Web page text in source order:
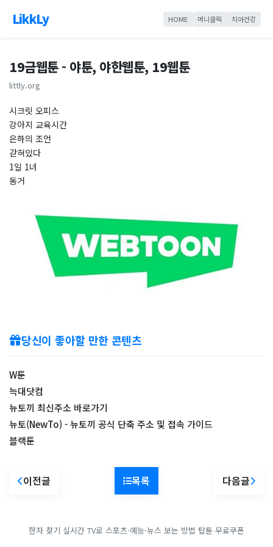
LikkLy HOME 머니클릭 치아건강
19금웹툰 - 야툰, 야한웹툰, 19웹툰
littly.org
시크릿 오피스
강아지 교육시간
은하의 조언
갇혀있다
1일 1녀
동거
당신이 좋아할 만한 콘텐츠
W툰
늑대닷컴
뉴토끼 최신주소 바로가기
뉴토(NewTo) - 뉴토끼 공식 단축 주소 및 접속 가이드
블랙툰
이전글 목록 다음글
한자 찾기 실시간 TV로 스포츠·예능·뉴스 보는 방법 탑툰 무료쿠폰